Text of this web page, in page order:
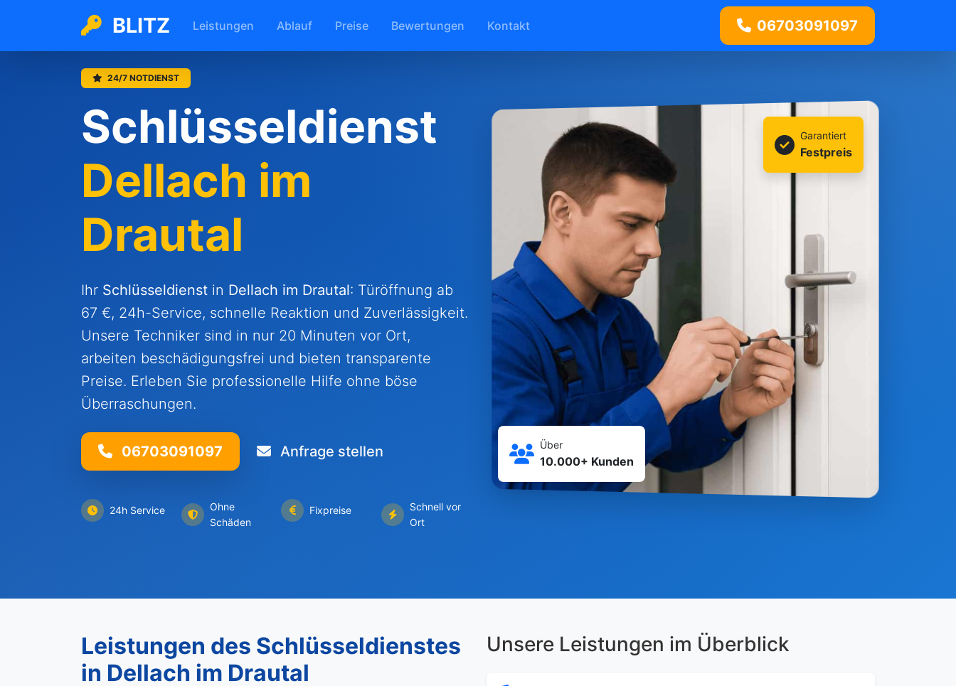
BLITZ Leistungen Ablauf Preise Bewertungen Kontakt 06703091097
24/7 NOTDIENST
Schlüsseldienst
Dellach im
Drautal
Ihr Schlüsseldienst in Dellach im Drautal: Türöffnung ab
67 €, 24h-Service, schnelle Reaktion und Zuverlässigkeit.
Unsere Techniker sind in nur 20 Minuten vor Ort,
arbeiten beschädigungsfrei und bieten transparente
Preise. Erleben Sie professionelle Hilfe ohne böse
Überraschungen.
06703091097 Anfrage stellen
24h Service
Ohne
Schäden
Fixpreise
Schnell vor
Ort
Garantiert
Festpreis
Über
10.000+ Kunden
Leistungen des Schlüsseldienstes
in Dellach im Drautal
Unsere Leistungen im Überblick